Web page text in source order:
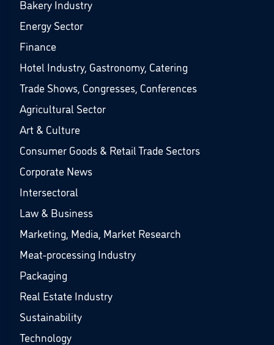
Bakery Industry
Energy Sector
Finance
Hotel Industry, Gastronomy, Catering
Trade Shows, Congresses, Conferences
Agricultural Sector
Art & Culture
Consumer Goods & Retail Trade Sectors
Corporate News
Intersectoral
Law & Business
Marketing, Media, Market Research
Meat-processing Industry
Packaging
Real Estate Industry
Sustainability
Technology